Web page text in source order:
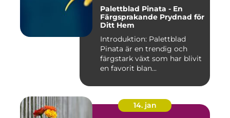
Palettblad Pinata - En
Färgsprakande Prydnad för
Ditt Hem
Introduktion: Palettblad
Pinata är en trendig och
färgstark växt som har blivit
en favorit blan...
14. jan